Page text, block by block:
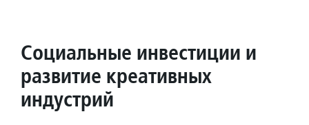
Социальные инвестиции и
развитие креативных
индустрий